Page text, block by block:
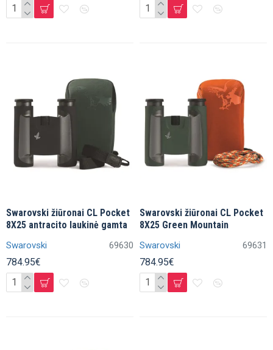
Swarovski 69630
Swarovski žiūronai CL Pocket
8X25 antracito laukinė gamta
784.95€
Swarovski 69631
Swarovski žiūronai CL Pocket
8X25 Green Mountain
784.95€